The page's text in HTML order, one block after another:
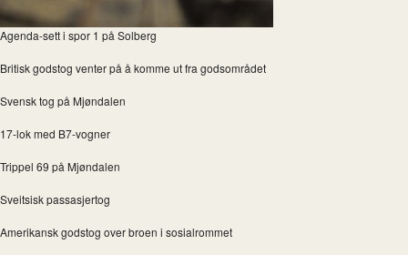
Agenda-sett i spor 1 på Solberg
Britisk godstog venter på å komme ut fra godsområdet
Svensk tog på Mjøndalen
17-lok med B7-vogner
Trippel 69 på Mjøndalen
Sveitsisk passasjertog
Amerikansk godstog over broen i sosialrommet